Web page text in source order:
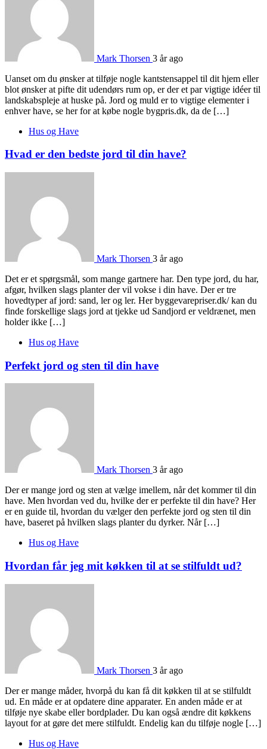
Mark Thorsen 3 år ago
Uanset om du ønsker at tilføje nogle kantstensappel til dit hjem eller
blot ønsker at pifte dit udendørs rum op, er der et par vigtige idéer til
landskabspleje at huske på. Jord og muld er to vigtige elementer i
enhver have, se her for at købe nogle bygpris.dk, da de […]
Hus og Have
Hvad er den bedste jord til din have?
Mark Thorsen 3 år ago
Det er et spørgsmål, som mange gartnere har. Den type jord, du har,
afgør, hvilken slags planter der vil vokse i din have. Der er tre
hovedtyper af jord: sand, ler og ler. Her byggevarepriser.dk/ kan du
finde forskellige slags jord at tjekke ud Sandjord er veldrænet, men
holder ikke […]
Hus og Have
Perfekt jord og sten til din have
Mark Thorsen 3 år ago
Der er mange jord og sten at vælge imellem, når det kommer til din
have. Men hvordan ved du, hvilke der er perfekte til din have? Her
er en guide til, hvordan du vælger den perfekte jord og sten til din
have, baseret på hvilken slags planter du dyrker. Når […]
Hus og Have
Hvordan får jeg mit køkken til at se stilfuldt ud?
Mark Thorsen 3 år ago
Der er mange måder, hvorpå du kan få dit køkken til at se stilfuldt
ud. En måde er at opdatere dine apparater. En anden måde er at
tilføje nye skabe eller bordplader. Du kan også ændre dit køkkens
layout for at gøre det mere stilfuldt. Endelig kan du tilføje nogle […]
Hus og Have